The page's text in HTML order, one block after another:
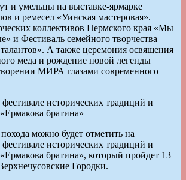
и умельцы на выставке-ярмарке
и ремесел «Уинская мастеровая».
коллективов Пермского края «Мы
и Фестиваль семейного творчества
А также церемония освящения
меда и рождение новой легенды
МИРА глазами современного
исторических традиций и
братина»
можно будет отметить на
исторических традиций и
братина», который пройдет 13
Городки.